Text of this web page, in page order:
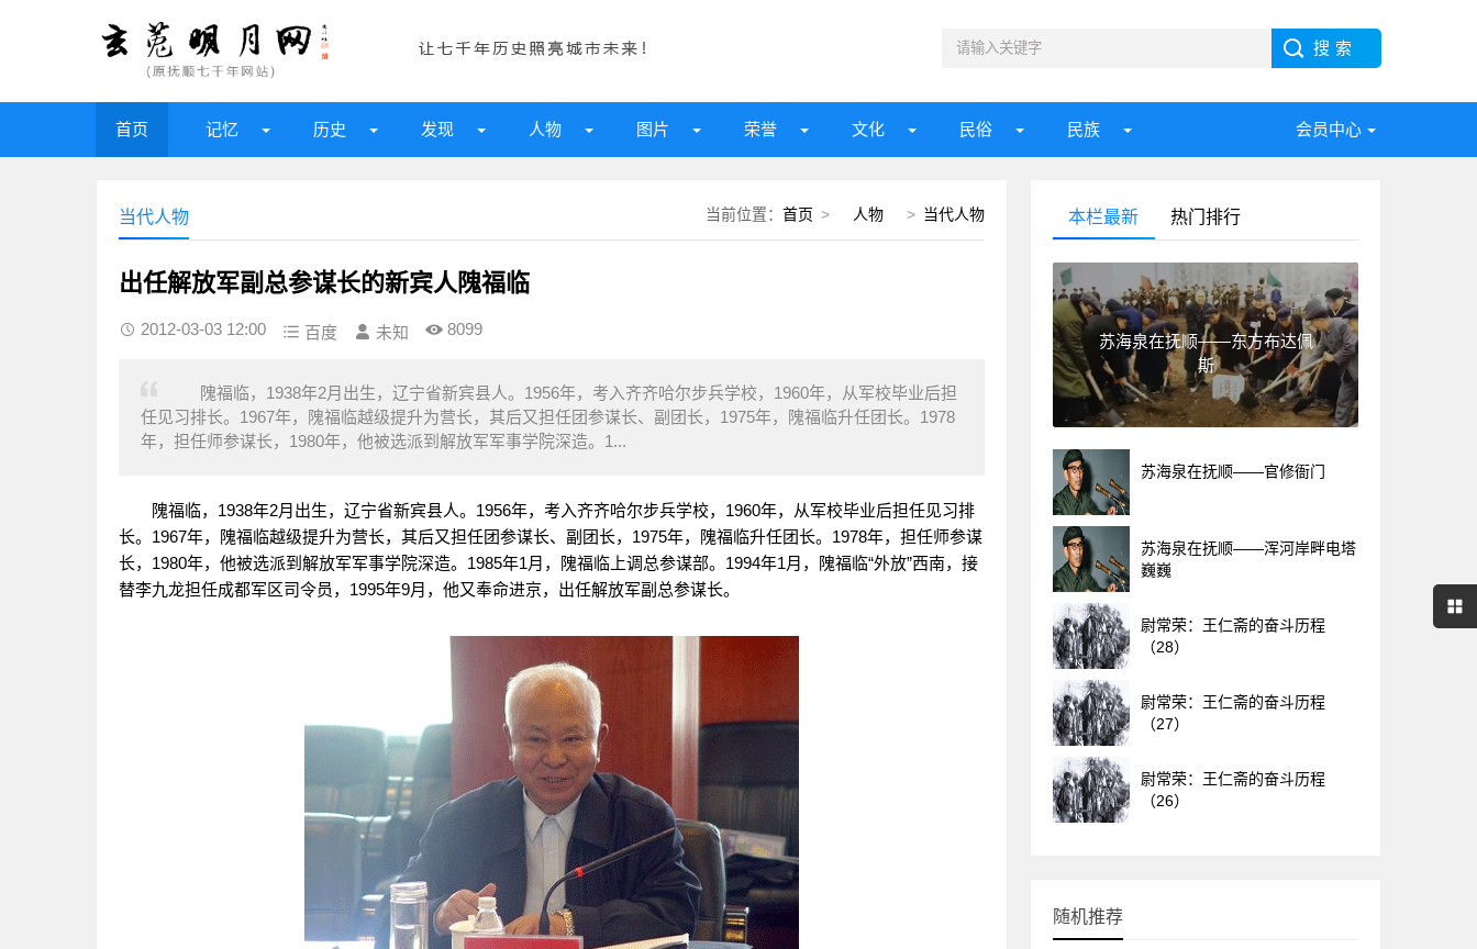
首页 记忆 历史 发现 人物 图片 荣誉 文化 民俗 民族 会员中心
当前位置： 首页 > 人物 > 当代人物
当代人物
出任解放军副总参谋长的新宾人隗福临
2012-03-03 12:00 百度 未知 8099
隗福临，1938年2月出生，辽宁省新宾县人。1956年，考入齐齐哈尔步兵学校，1960年，从军校毕业后担
任见习排长。1967年，隗福临越级提升为营长，其后又担任团参谋长、副团长，1975年，隗福临升任团长。1978
年，担任师参谋长，1980年，他被选派到解放军军事学院深造。1...
隗福临，1938年2月出生，辽宁省新宾县人。1956年，考入齐齐哈尔步兵学校，1960年，从军校毕业后担任见习排
长。1967年，隗福临越级提升为营长，其后又担任团参谋长、副团长，1975年，隗福临升任团长。1978年，担任师参谋
长，1980年，他被选派到解放军军事学院深造。1985年1月，隗福临上调总参谋部。1994年1月，隗福临“外放”西南，接
替李九龙担任成都军区司令员，1995年9月，他又奉命进京，出任解放军副总参谋长。
本栏最新 热门排行
苏海泉在抚顺——东方布达佩
斯
苏海泉在抚顺——官修衙门
苏海泉在抚顺——浑河岸畔电塔
巍巍
尉常荣：王仁斋的奋斗历程
（28）
尉常荣：王仁斋的奋斗历程
（27）
尉常荣：王仁斋的奋斗历程
（26）
随机推荐